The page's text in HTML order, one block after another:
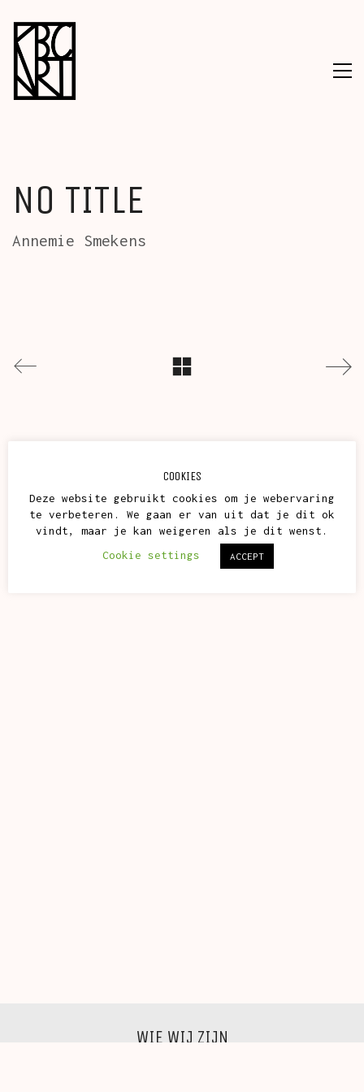
NO TITLE
Annemie Smekens
WIE WIJ ZIJN
COOKIES
Deze website gebruikt cookies om je webervaring
te verbeteren. We gaan er van uit dat je dit ok
vindt, maar je kan weigeren als je dit wenst.
Cookie settings
ACCEPT